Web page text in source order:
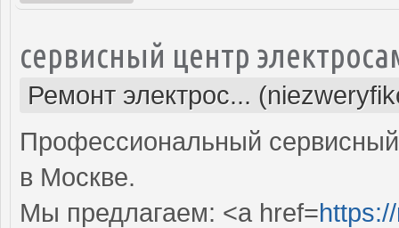
сервисный центр
Ремонт электрос...
Профессиональный
в Москве.
Мы предлагаем: <a href=